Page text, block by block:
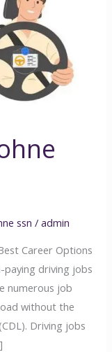
ssn /admin
Career Options
paying driving jobs
numerous job
without the
Driving jobs